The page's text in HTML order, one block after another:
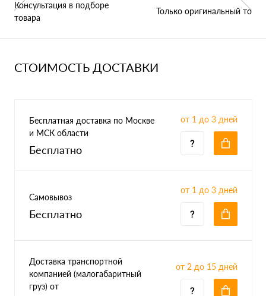
Консультация в подборе
товара
Только оригинальный товар
СТОИМОСТЬ ДОСТАВКИ
Бесплатная доставка по Москве
и МСК области
Бесплатно
от 1 до 3 дней
Самовывоз
Бесплатно
от 1 до 3 дней
Доставка транспортной
компанией (малогабаритный
груз) от
от 2 до 15 дней